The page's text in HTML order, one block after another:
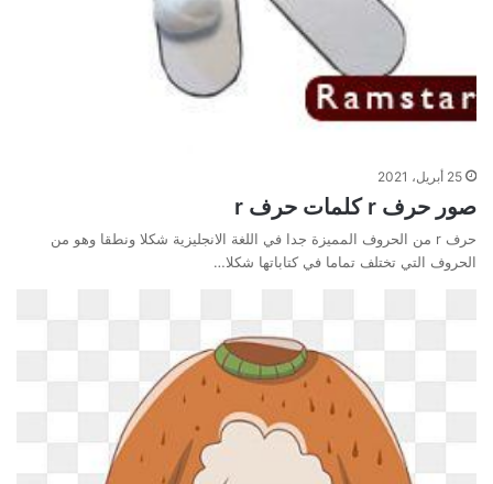
25 أبريل، 2021
صور حرف r كلمات حرف r
حرف r من الحروف المميزة جدا في اللغة الانجليزية شكلا ونطقا وهو من
الحروف التي تختلف تماما في كتاباتها شكلا…